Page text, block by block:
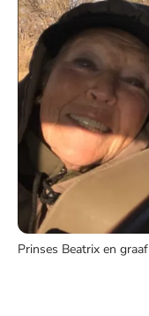
Prinses Beatrix en